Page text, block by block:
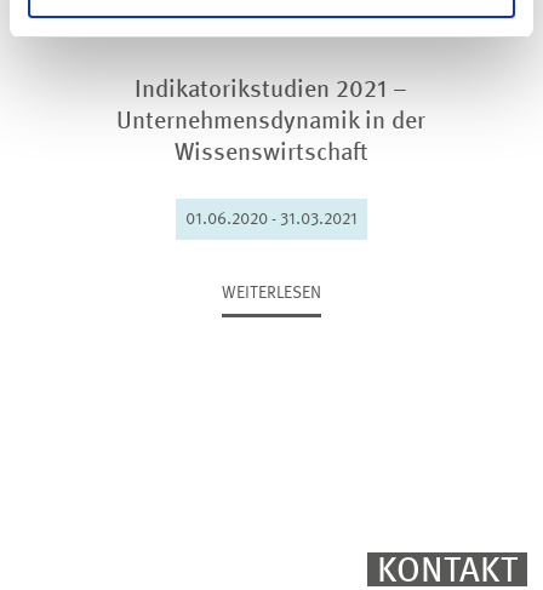
Indikatorikstudien 2021 –
Unternehmensdynamik in der
Wissenswirtschaft
01.06.2020 - 31.03.2021
WEITERLESEN
KONTAKT